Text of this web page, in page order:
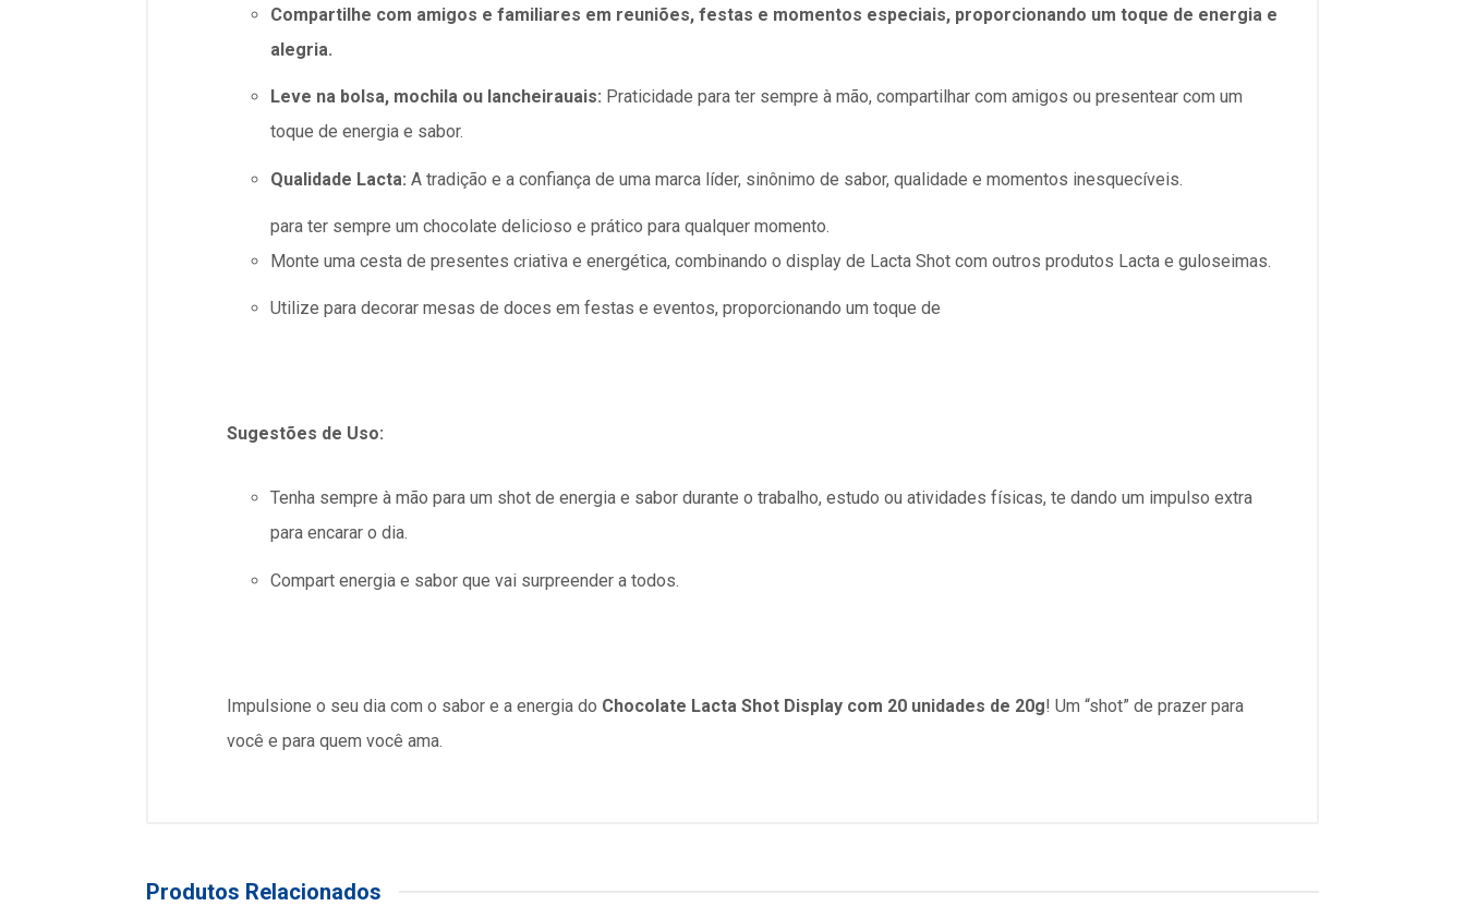
Compartilhe com amigos e familiares em reuniões, festas e momentos especiais, proporcionando um toque de energia e
alegria.
Leve na bolsa, mochila ou lancheirauais: Praticidade para ter sempre à mão, compartilhar com amigos ou presentear com um
toque de energia e sabor.
Qualidade Lacta: A tradição e a confiança de uma marca líder, sinônimo de sabor, qualidade e momentos inesquecíveis.
para ter sempre um chocolate delicioso e prático para qualquer momento.
Monte uma cesta de presentes criativa e energética, combinando o display de Lacta Shot com outros produtos Lacta e guloseimas.
Utilize para decorar mesas de doces em festas e eventos, proporcionando um toque de
Sugestões de Uso:
Tenha sempre à mão para um shot de energia e sabor durante o trabalho, estudo ou atividades físicas, te dando um impulso extra
para encarar o dia.
Compart energia e sabor que vai surpreender a todos.
Impulsione o seu dia com o sabor e a energia do Chocolate Lacta Shot Display com 20 unidades de 20g! Um “shot” de prazer para
você e para quem você ama.
Produtos Relacionados